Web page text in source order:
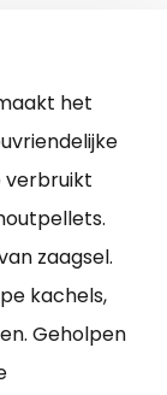
het
verbruikt
zaagsel.
kachels,
Geholpen